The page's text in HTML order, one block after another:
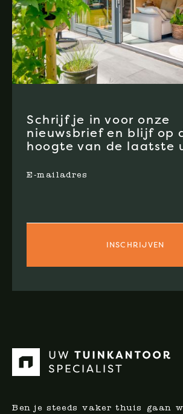
Schrijf je in voor onze
nieuwsbrief en blijf op
hoogte van de laatste
E-mailadres
Ben je steeds vaker thuis gaan